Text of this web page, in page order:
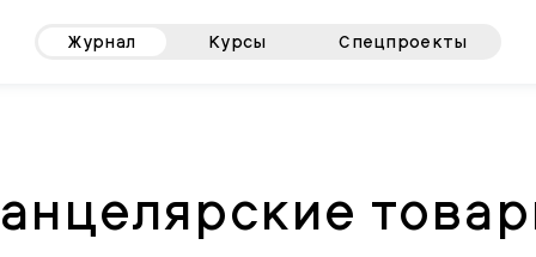
Журнал Курсы Спецпроекты